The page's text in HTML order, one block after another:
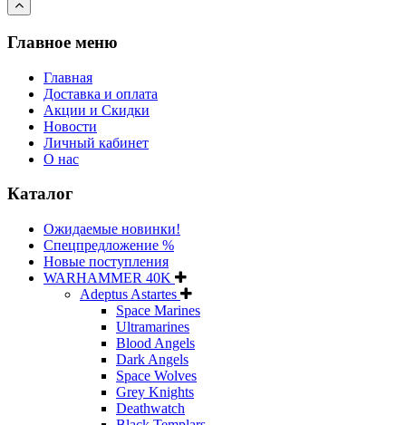
Главное меню
Главная
Доставка и оплата
Акции и Скидки
Новости
Личный кабинет
О нас
Каталог
Ожидаемые новинки!
Спецпредложение %
Новые поступления
WARHAMMER 40K
Adeptus Astartes
Space Marines
Ultramarines
Blood Angels
Dark Angels
Space Wolves
Grey Knights
Deathwatch